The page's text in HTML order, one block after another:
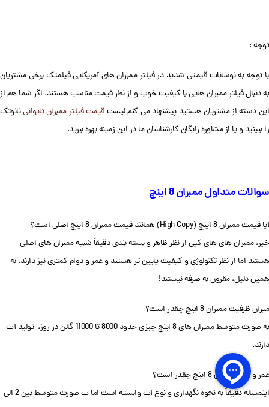
توجه :
با توجه به نوسانات قیمتی شدید در فیلتر ممبران های آمریکایی فیلمتک برخی مشتریان
به دنبال فیلتر ممبران هایی با کیفیت خوب و از نظر قیمت مناسب هستند. اگر شما هم از
این دسته از مشتریان هستید پیشنهاد می کنم لیستقیمت فیلتر ممبران تایوانینانوتک
را ببینید و یا از مشاوره رایگان کارشناسان ما در این زمینه بهره ببرید.
سوالات متداول ممبران 8 اینچ
آیا قیمت ممبران 8 اینچ (High Copy) همانند قیمت ممبران 8 اینچ اصلی است؟
خیر، ممبران های های کپی از نظر ظاهر و بسته بندی دقیقاً شبیه ممبران های اصلی
هستند اما از نظر تکنولوژی و کیفیت پایین تر هستند و عمر و دوام کمتری نیز دارند. به
همین دلیل، مقرون به صرفه نیستند!
میزان ظرفیت ممبران 8 اینچ چقدر است؟
به صورت متوسط ممبران های 8 اینچ چیزی حدود 8000 تا 11000 گالن در روز، تولید آب
دارند.
عمر و دوام ممبران 8 اینچ چقدر است؟
اینمساله دقیقاً به نحوه نگهداری و نوع آب وابسته است اما ب صورت متوسط بین 2 الی